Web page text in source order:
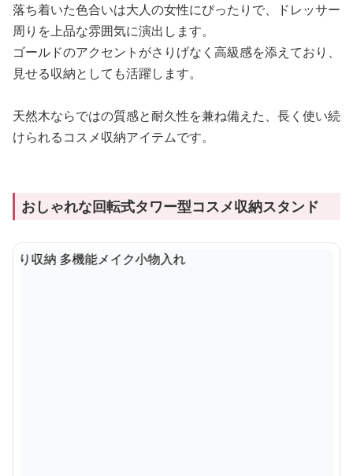
落ち着いた色合いは大人の女性にぴったりで、ドレッサー
周りを上品な雰囲気に演出します。
ゴールドのアクセントがさりげなく高級感を添えており、
見せる収納としても活躍します。
天然木ならではの質感と耐久性を兼ね備えた、長く使い続
けられるコスメ収納アイテムです。
おしゃれな回転式タワー型コスメ収納スタンド